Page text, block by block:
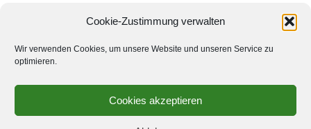
Cookie-Zustimmung verwalten
Wir verwenden Cookies, um unsere Website und unseren Service zu
optimieren.
Cookies akzeptieren